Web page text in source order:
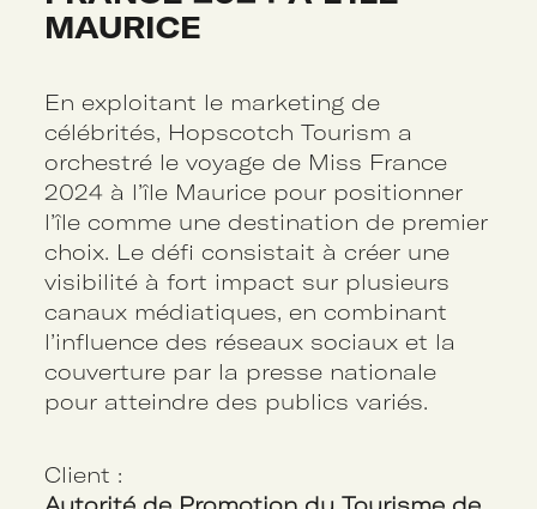
MAURICE
En exploitant le marketing de
célébrités, Hopscotch Tourism a
orchestré le voyage de Miss France
2024 à l’île Maurice pour positionner
l’île comme une destination de premier
choix. Le défi consistait à créer une
visibilité à fort impact sur plusieurs
canaux médiatiques, en combinant
l’influence des réseaux sociaux et la
couverture par la presse nationale
pour atteindre des publics variés.
Client :